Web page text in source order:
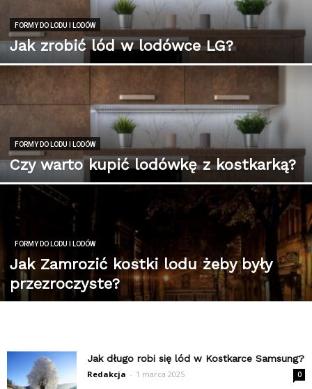
FORMY DO LODU I LODÓW
Jak zrobić lód w lodówce LG?
FORMY DO LODU I LODÓW
Czy warto kupić lodówkę z kostkarką?
FORMY DO LODU I LODÓW
Jak Zamrozić kostki lodu żeby były
przezroczyste?
Jak długo robi się lód w Kostkarce Samsung?
Redakcja - 1 marca 2025 0